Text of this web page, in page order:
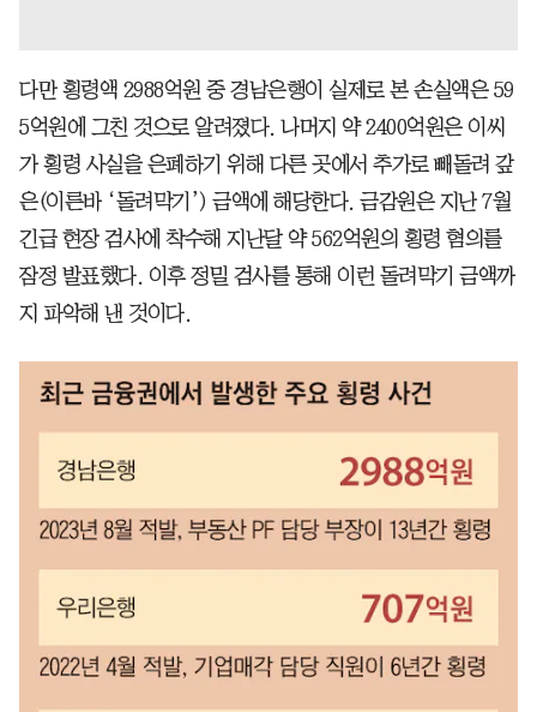
다만 횡령액 2988억원 중 경남은행이 실제로 본 손실액은 59
5억원에 그친 것으로 알려졌다. 나머지 약 2400억원은 이씨
가 횡령 사실을 은폐하기 위해 다른 곳에서 추가로 빼돌려 갚
은(이른바 ‘돌려막기’) 금액에 해당한다. 금감원은 지난 7월
긴급 현장 검사에 착수해 지난달 약 562억원의 횡령 혐의를
잠정 발표했다. 이후 정밀 검사를 통해 이런 돌려막기 금액까
지 파악해 낸 것이다.